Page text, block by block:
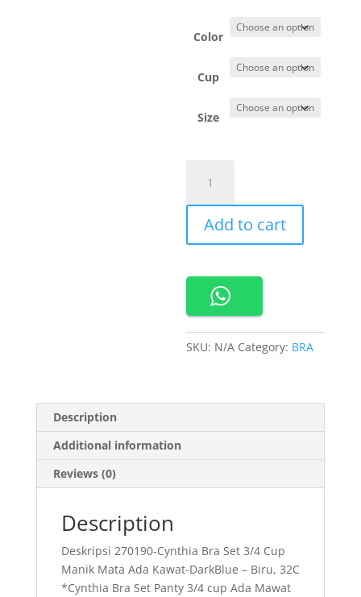
Rp
is:
Rp
Color
Cup
Size
Cynthia
Bra
3/4
Ada
Kawat
manik
Mata
quantity
Add to cart
SKU: N/A Category: BRA
Description
Additional information
Reviews (0)
Description
Deskripsi 270190-Cynthia Bra Set 3/4 Cup
Manik Mata Ada Kawat-DarkBlue – Biru, 32C
*Cynthia Bra Set Panty 3/4 cup Ada Mawat